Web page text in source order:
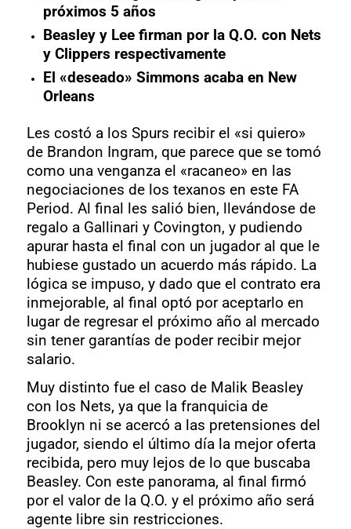
próximos 5 años
Beasley y Lee firman por la Q.O. con Nets
y Clippers respectivamente
El «deseado» Simmons acaba en New
Orleans
Les costó a los Spurs recibir el «si quiero»
de Brandon Ingram, que parece que se tomó
como una venganza el «racaneo» en las
negociaciones de los texanos en este FA
Period. Al final les salió bien, llevándose de
regalo a Gallinari y Covington, y pudiendo
apurar hasta el final con un jugador al que le
hubiese gustado un acuerdo más rápido. La
lógica se impuso, y dado que el contrato era
inmejorable, al final optó por aceptarlo en
lugar de regresar el próximo año al mercado
sin tener garantías de poder recibir mejor
salario.
Muy distinto fue el caso de Malik Beasley
con los Nets, ya que la franquicia de
Brooklyn ni se acercó a las pretensiones del
jugador, siendo el último día la mejor oferta
recibida, pero muy lejos de lo que buscaba
Beasley. Con este panorama, al final firmó
por el valor de la Q.O. y el próximo año será
agente libre sin restricciones.